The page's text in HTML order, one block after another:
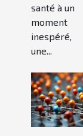
santé à un
moment
inespéré,
une...